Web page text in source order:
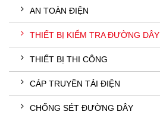
AN TOÀN ĐIỆN
THIẾT BỊ KIỂM TRA ĐƯỜNG DÂY
THIẾT BỊ THI CÔNG
CÁP TRUYỀN TẢI ĐIỆN
CHỐNG SÉT ĐƯỜNG DÂY